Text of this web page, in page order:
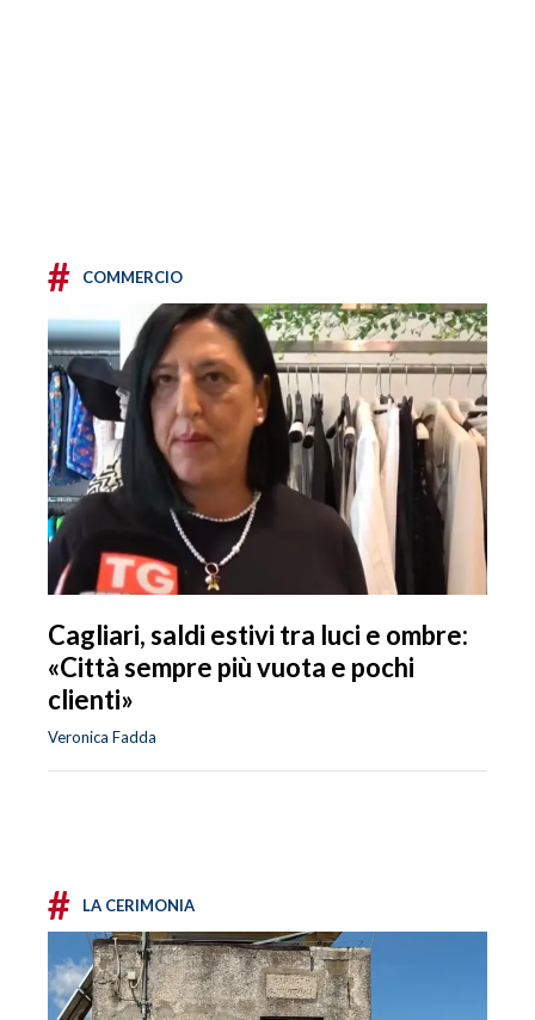
# COMMERCIO
Cagliari, saldi estivi tra luci e ombre:
«Città sempre più vuota e pochi
clienti»
Veronica Fadda
# LA CERIMONIA